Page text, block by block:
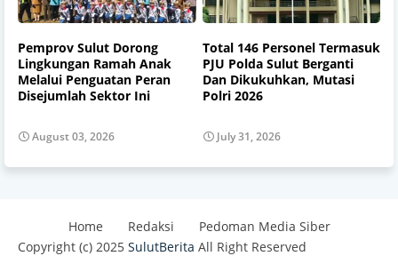
Pemprov Sulut Dorong
Lingkungan Ramah Anak
Melalui Penguatan Peran
Disejumlah Sektor Ini
August 03, 2026
Total 146 Personel Termasuk
PJU Polda Sulut Berganti
Dan Dikukuhkan, Mutasi
Polri 2026
July 31, 2026
Home Redaksi
Pedoman Media Siber
Copyright (c) 2025 SulutBerita All Right Reserved